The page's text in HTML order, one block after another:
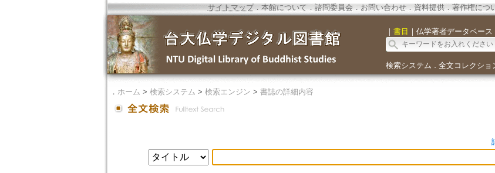
サイトマップ．本館について ． 諮問委員会． お問い合わせ． 資料提供． 著作権につ
｜ 書目 ｜ 仏学著者データベース
検索システム ． 全文コレクショ
． ホーム > 検索システム > 検索エンジン > 書誌の詳細内容